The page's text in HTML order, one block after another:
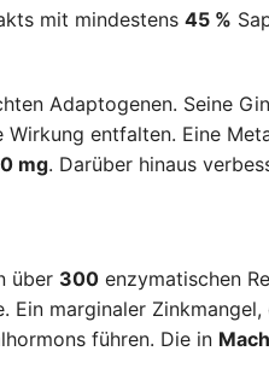
mit mindestens 45 %
Adaptogenen. Seine
entfalten. Eine
mg. Darüber hinaus
über 300 enzymatischen
Ein marginaler
führen. Die in